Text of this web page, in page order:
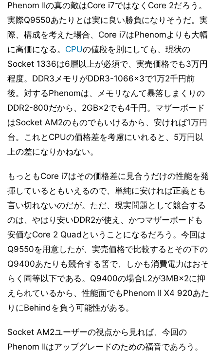
Phenom IIの真の敵はCore i7ではなくCore 2だろう。
実際Q9550あたりとは実に良い勝負になりそうだ。実
際、構成を考えた場合、Core i7はPhenomよりも大幅
に高価になる。 CPUの値段を別にしても、現状の
Socket 1336は6層以上が必須で、実売価格でも3万円
程度。DDR3メモリがDDR3-1066×3で1万2千円前
後。対するPhenomは、メモリなんて暴落しまくりの
DDR2-800だから、2GB×2でも4千円。マザーボード
はSocket AM2のものでもいけるから、安ければ1万円
台。これとCPUの価格差を考慮にいれると、5万円以
上の差になりかねない。
もっともCore i7はその価格差に見合うだけの性能を発
揮しているともいえるので、単純に安ければ正義とも
言い切れないのだが。ただ、現実問題として競合する
のは、やはり安いDDR2が使え、かつマザーボードも
安価なCore 2 Quadということになるだろう。今回は
Q9550を用意したが、実売価格で比較するとその下の
Q9400あたりも競合する筈で、しかも消費電力はおそ
らく同等以下である。Q9400の場合L2が3MB×2に抑
えられているから、性能面でもPhenom II X4 920あた
りにBehindを負う可能性がある。
Socket AM2ユーザーの視点から見れば、今回の
Phenom IIはアップグレードのための福音であろう。